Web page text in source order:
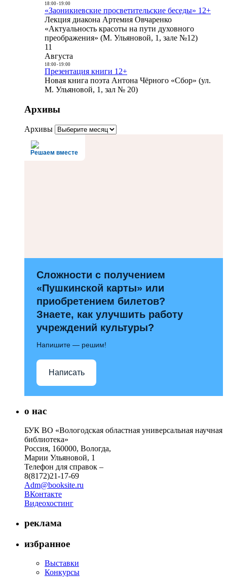
18:00- 19:00
«Заоникиевские просветительские беседы» 12+
Лекция диакона Артемия Овчаренко
«Актуальность красоты на пути духовного
преображения» (М. Ульяновой, 1, зале №12)
11
Августа
18:00- 19:00
Презентация книги 12+
Новая книга поэта Антона Чёрного «Сбор» (ул.
М. Ульяновой, 1, зал № 20)
Архивы
Архивы
Решаем вместе
Сложности с получением
«Пушкинской карты» или
приобретением билетов?
Знаете, как улучшить работу
учреждений культуры?
Напишите — решим!
Написать
о нас
БУК ВО «Вологодская областная универсальная научная
библиотека»
Россия, 160000, Вологда,
Марии Ульяновой, 1
Телефон для справок –
8(8172)21-17-69
Adm@booksite.ru
ВКонтакте
Видеохостинг
реклама
избранное
Выставки
Конкурсы